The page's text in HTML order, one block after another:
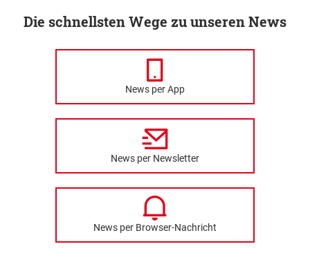
Die schnellsten Wege zu unseren News
News per App
News per Newsletter
News per Browser-Nachricht